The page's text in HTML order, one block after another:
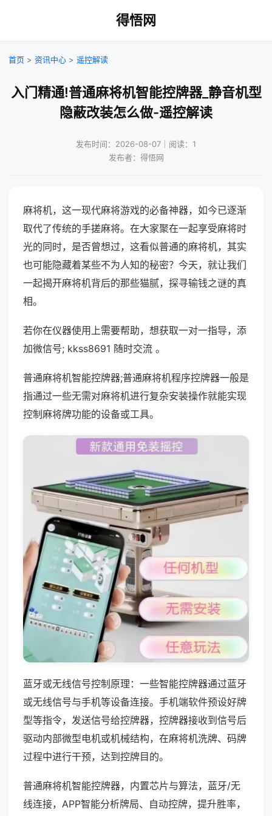
得悟网
首页 > 资讯中心 > 遥控解读
入门精通!普通麻将机智能控牌器_静音机型
隐蔽改装怎么做-遥控解读
发布时间：2026-08-07｜阅读：1
发布者：得悟网
麻将机，这一现代麻将游戏的必备神器，如今已逐渐
取代了传统的手搓麻将。在大家聚在一起享受麻将时
光的同时，是否曾想过，这看似普通的麻将机，其实
也可能隐藏着某些不为人知的秘密？今天，就让我们
一起揭开麻将机背后的那些猫腻，探寻输钱之谜的真
相。
若你在仪器使用上需要帮助，想获取一对一指导，添
加微信号; kkss8691 随时交流 。
普通麻将机智能控牌器;普通麻将机程序控牌器一般是
指通过一些无需对麻将机进行复杂安装操作就能实现
控制麻将牌功能的设备或工具。
蓝牙或无线信号控制原理：一些智能控牌器通过蓝牙
或无线信号与手机等设备连接。手机端软件预设好牌
型等指令，发送信号给控牌器，控牌器接收到信号后
驱动内部微型电机或机械结构，在麻将机洗牌、码牌
过程中进行干预，达到控牌目的。
普通麻将机智能控牌器，内置芯片与算法，蓝牙/无
线连接，APP智能分析牌局、自动控牌，提升胜率，